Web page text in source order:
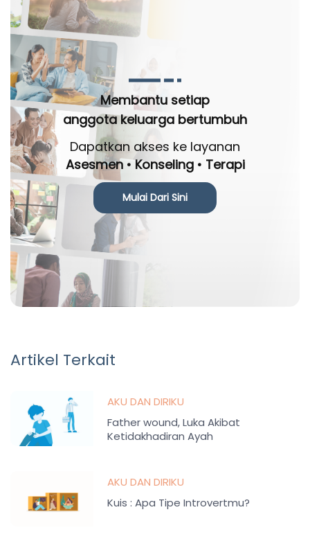
Membantu setiap
anggota keluarga bertumbuh
Dapatkan akses ke layanan
Asesmen • Konseling • Terapi
Mulai Dari Sini
Artikel Terkait
AKU DAN DIRIKU
Father wound, Luka Akibat
Ketidakhadiran Ayah
AKU DAN DIRIKU
Kuis : Apa Tipe Introvertmu?